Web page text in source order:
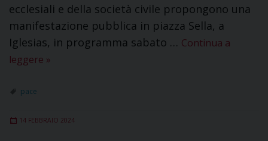
ecclesiali e della società civile propongono una
manifestazione pubblica in piazza Sella, a
Iglesias, in programma sabato … Continua a
leggere »
pace
14 FEBBRAIO 2024